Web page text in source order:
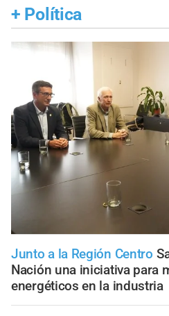
+ Política
Junto a la Región Centro
Nación una iniciativa para
energéticos en la industria